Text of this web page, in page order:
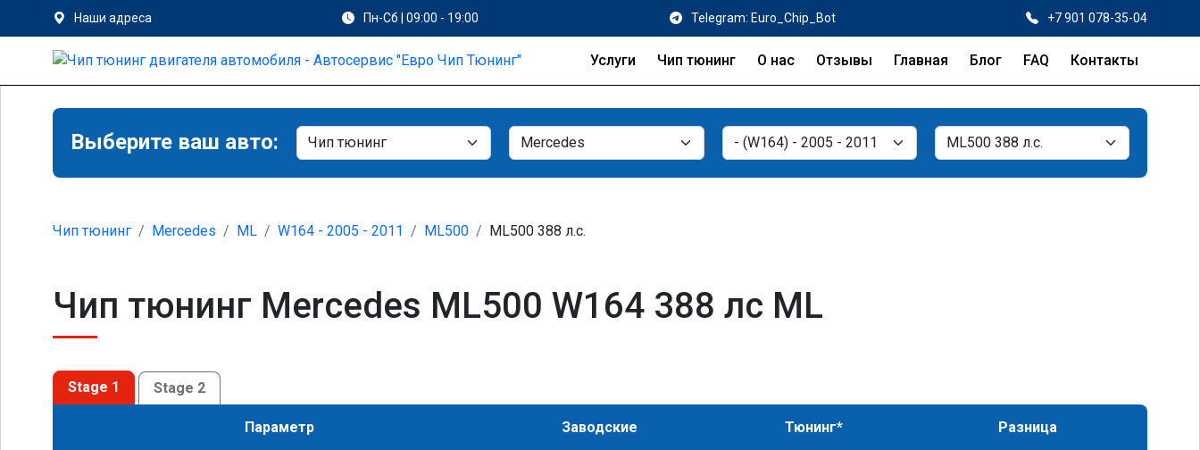
Наши адреса Пн-Сб | 09:00 - 19:00 Telegram: Euro_Chip_Bot +7 901 078-35-04
Услуги Чип тюнинг О нас Отзывы Главная Блог FAQ Контакты
Выберите ваш авто:
Чип тюнинг Mercedes ML W164 - 2005 - 2011 ML500 ML500 388 л.с.
Чип тюнинг Mercedes ML500 W164 388 лс ML
Stage 1 Stage 2
Параметр Заводские Тюнинг* Разница